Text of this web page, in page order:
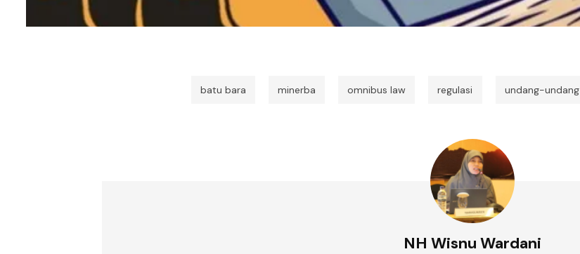
batu bara minerba omnibus law regulasi undang-undang
NH Wisnu Wardani